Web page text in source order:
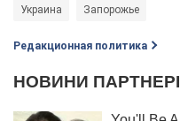
Украина Запорожье
Редакционная политика